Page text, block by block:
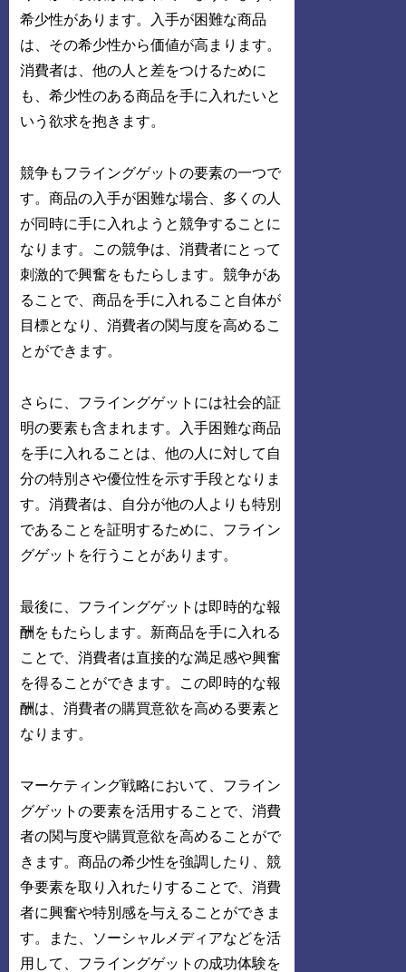
希少性があります。入手が困難な商品
は、その希少性から価値が高まります。
消費者は、他の人と差をつけるために
も、希少性のある商品を手に入れたいと
いう欲求を抱きます。
競争もフライングゲットの要素の一つで
す。商品の入手が困難な場合、多くの人
が同時に手に入れようと競争することに
なります。この競争は、消費者にとって
刺激的で興奮をもたらします。競争があ
ることで、商品を手に入れること自体が
目標となり、消費者の関与度を高めるこ
とができます。
さらに、フライングゲットには社会的証
明の要素も含まれます。入手困難な商品
を手に入れることは、他の人に対して自
分の特別さや優位性を示す手段となりま
す。消費者は、自分が他の人よりも特別
であることを証明するために、フライン
グゲットを行うことがあります。
最後に、フライングゲットは即時的な報
酬をもたらします。新商品を手に入れる
ことで、消費者は直接的な満足感や興奮
を得ることができます。この即時的な報
酬は、消費者の購買意欲を高める要素と
なります。
マーケティング戦略において、フライン
グゲットの要素を活用することで、消費
者の関与度や購買意欲を高めることがで
きます。商品の希少性を強調したり、競
争要素を取り入れたりすることで、消費
者に興奮や特別感を与えることができま
す。また、ソーシャルメディアなどを活
用して、フライングゲットの成功体験を